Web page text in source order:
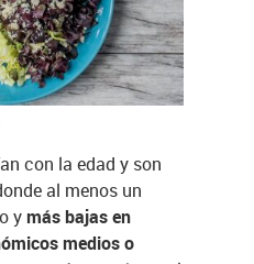
con la edad y son
al menos un
ymás bajas en
medios o